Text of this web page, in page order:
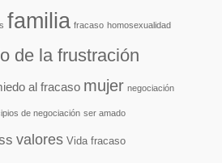
familia fracaso homosexualidad
de la frustración
al fracaso mujer negociación
de negociación ser amado
valores Vida fracaso